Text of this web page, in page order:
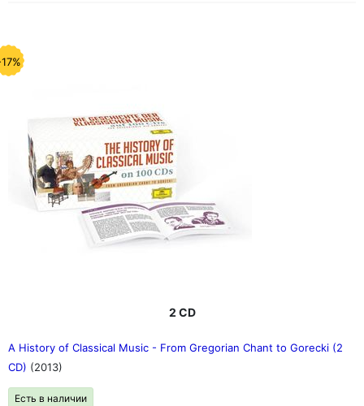
2 CD
A History of Classical Music - From Gregorian Chant to Gorecki (2
CD) (2013)
Есть в наличии